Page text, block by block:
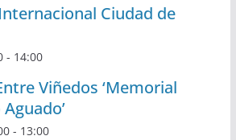
Ciudad de
- 14:00
Viñedos ‘Memorial
- 13:00